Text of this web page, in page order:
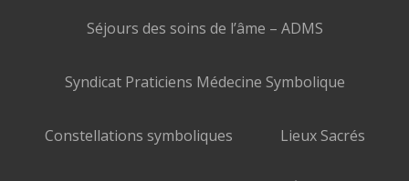
Séjours des soins de l’âme – ADMS
Syndicat Praticiens Médecine Symbolique
Constellations symboliques Lieux Sacrés